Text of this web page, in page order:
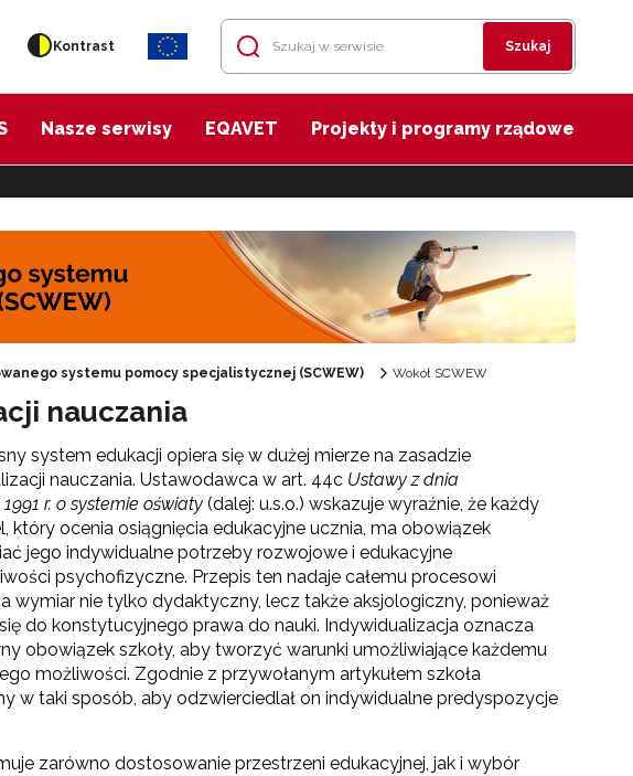
Kontrast Szukaj
Nasze serwisy EQAVET Projekty i programy rządowe
(SCWEW)"
systemu pomocy specjalistycznej (SCWEW) Wokół SCWEW
nauczania
system edukacji opiera się w dużej mierze na zasadzie
nauczania. Ustawodawca w art. 44c Ustawy z dnia
r. o systemie oświaty (dalej: u.s.o.) wskazuje wyraźnie, że każdy
który ocenia osiągnięcia edukacyjne ucznia, ma obowiązek
jego indywidualne potrzeby rozwojowe i edukacyjne
psychofizyczne. Przepis ten nadaje całemu procesowi
wymiar nie tylko dydaktyczny, lecz także aksjologiczny, ponieważ
do konstytucyjnego prawa do nauki. Indywidualizacja oznacza
obowiązek szkoły, aby tworzyć warunki umożliwiające każdemu
możliwości. Zgodnie z przywołanym artykułem szkoła
w taki sposób, aby odzwierciedlał on indywidualne predyspozycje
zarówno dostosowanie przestrzeni edukacyjnej, jak i wybór